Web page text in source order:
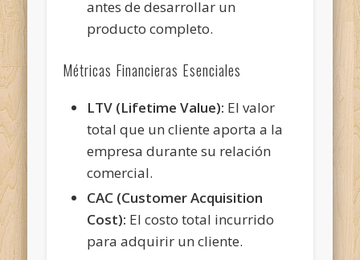
antes de desarrollar un
producto completo.
Métricas Financieras Esenciales
LTV (Lifetime Value): El valor
total que un cliente aporta a la
empresa durante su relación
comercial.
CAC (Customer Acquisition
Cost): El costo total incurrido
para adquirir un cliente.